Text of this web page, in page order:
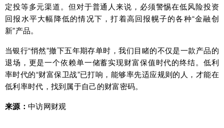
定投等多元渠道。但对于普通人来说，必须警惕在低风险投资
回报水平大幅降低的情况下，打着高回报幌子的各种“金融创
新”产品。
当银行“悄然”撤下五年期存单时，我们目睹的不仅是一款产品的
退场，更是一个依赖单一储蓄实现财富保值时代的终结。低利
率时代的“财富保卫战”已打响，能够率先适应规则的人，才能在
低利率时代，找到属于自己的财富密码。
来源： 中访网财观